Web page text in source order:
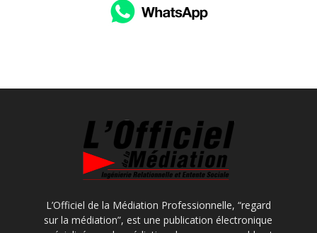
L’Officiel de la Médiation Professionnelle, “regard
sur la médiation”, est une publication électronique